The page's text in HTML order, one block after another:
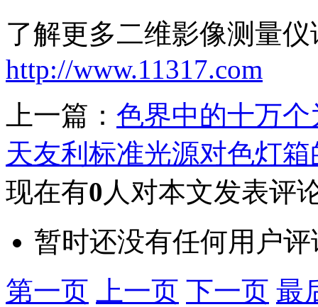
了解更多二维影像测量
http://www.11317.com
上一篇： 色界中的十万
天友利标准光源对色灯
现在有0 人对本文发表评
暂时还没有任何用户评
第一页
上一页 下一页 最